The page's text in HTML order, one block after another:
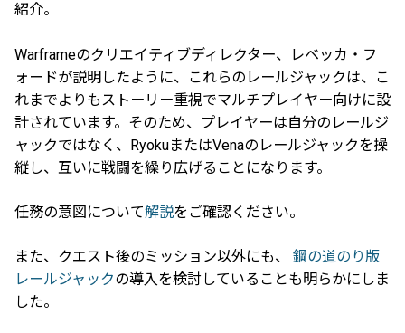
紹介。
Warframeのクリエイティブディレクター、レベッカ・フ
ォードが説明したように、これらのレールジャックは、こ
れまでよりもストーリー重視でマルチプレイヤー向けに設
計されています。そのため、プレイヤーは自分のレールジ
ャックではなく、RyokuまたはVenaのレールジャックを操
縦し、互いに戦闘を繰り広げることになります。
任務の意図について解説をご確認ください。
また、クエスト後のミッション以外にも、 鋼の道のり版
レールジャックの導入を検討していることも明らかにしま
した。